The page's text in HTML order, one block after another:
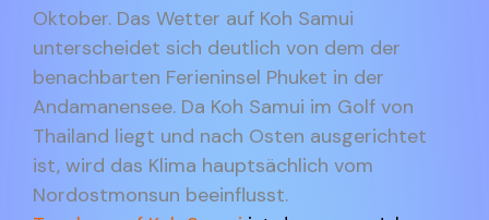
Oktober. Das Wetter auf Koh Samui
unterscheidet sich deutlich von dem der
benachbarten Ferieninsel Phuket in der
Andamanensee. Da Koh Samui im Golf von
Thailand liegt und nach Osten ausgerichtet
ist, wird das Klima hauptsächlich vom
Nordostmonsun beeinflusst.